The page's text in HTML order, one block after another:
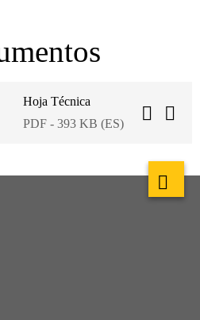
Hoja Técnica
PDF - 393 KB (ES)